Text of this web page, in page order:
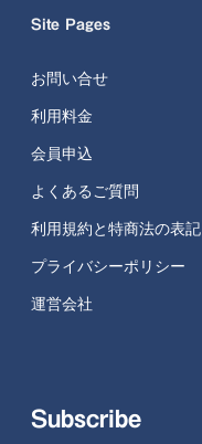
Site Pages
お問い合せ
利用料金
会員申込
よくあるご質問
利用規約と特商法の表記
プライバシーポリシー
運営会社
Subscribe